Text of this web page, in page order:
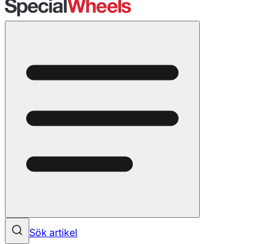
Sök artikel